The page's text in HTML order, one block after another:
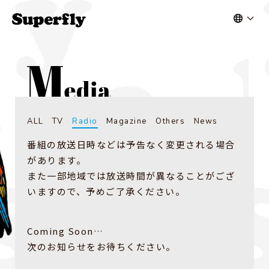
ALL TV Radio Magazine Others News
番組の放送日時などは予告なく変更される場合
があります。
また一部地域では放送時間が異なることがござ
いますので、予めご了承ください。
Coming Soon…
次のお知らせをお待ちください。